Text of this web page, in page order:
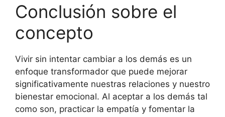
Conclusión sobre el
concepto
Vivir sin intentar cambiar a los demás es un
enfoque transformador que puede mejorar
significativamente nuestras relaciones y nuestro
bienestar emocional. Al aceptar a los demás tal
como son, practicar la empatía y fomentar la